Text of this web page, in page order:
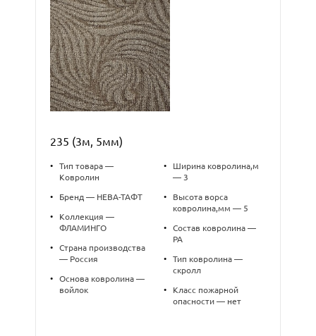
235 (3м, 5мм)
•
Тип товара —
Ковролин
• Бренд — НЕВА-ТАФТ
•
Коллекция —
ФЛАМИНГО
•
Страна производства
— Россия
•
Основа ковролина —
войлок
•
Ширина ковролина,м
— 3
•
Высота ворса
ковролина,мм — 5
•
Состав ковролина —
PA
•
Тип ковролина —
скролл
•
Класс пожарной
опасности — нет